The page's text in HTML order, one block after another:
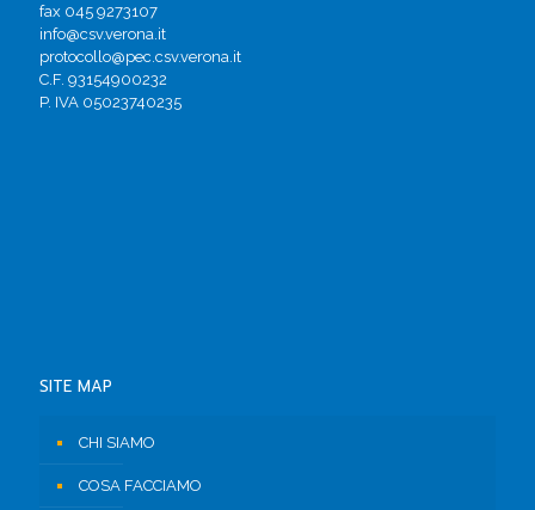
fax 045 9273107
info@csv.verona.it
protocollo@pec.csv.verona.it
C.F. 93154900232
P. IVA 05023740235
SITE MAP
CHI SIAMO
COSA FACCIAMO